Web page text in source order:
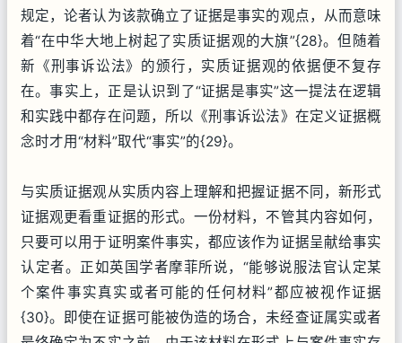
规定，论者认为该款确立了证据是事实的观点，从而意味
着“在中华大地上树起了实质证据观的大旗”{28}。但随着
新《刑事诉讼法》的颁行，实质证据观的依据便不复存
在。事实上，正是认识到了“证据是事实”这一提法在逻辑
和实践中都存在问题，所以《刑事诉讼法》在定义证据概
念时才用“材料”取代“事实”的{29}。
与实质证据观从实质内容上理解和把握证据不同，新形式
证据观更看重证据的形式。一份材料，不管其内容如何，
只要可以用于证明案件事实，都应该作为证据呈献给事实
认定者。正如英国学者摩菲所说，“能够说服法官认定某
个案件事实真实或者可能的任何材料”都应被视作证据
{30}。即使在证据可能被伪造的场合，未经查证属实或者